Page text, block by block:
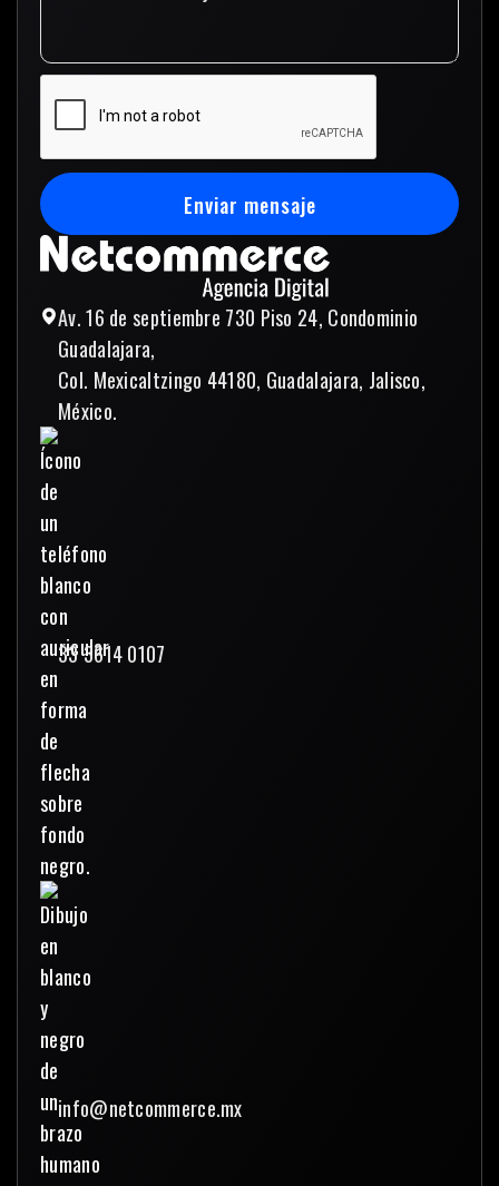
Av. 16 de septiembre 730 Piso 24, Condominio
Guadalajara,
Col. Mexicaltzingo 44180, Guadalajara, Jalisco,
México.
33 3614 0107
info@netcommerce.mx
Enviar mensaje
Enviar mensaje